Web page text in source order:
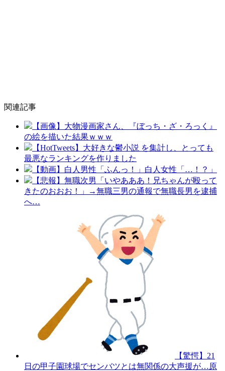
関連記事
【画像】大物漫画家さん、『ぼっち・ざ・ろっく』
の絵を描いた結果ｗｗｗ
【HotTweets】大好きな鬱小説 を集計し、とっても
最悪なランキングを作りました
【動画】白人男性「ふんっ！」白人女性「…！？」
【悲報】無職次男「いやあああ！兄ちゃんが殴って
きたのおおお！」→無職三男の通報で無職長男を逮捕
へ…
【驚愕】21
日の甲子園球場でセンバツとは無関係の大声援が…原